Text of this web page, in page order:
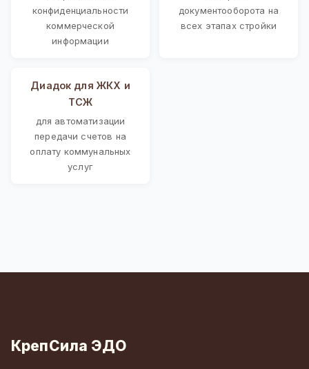
конфиденциальности
коммерческой
информации
документооборота на
всех этапах стройки
Диадок для ЖКХ и
ТСЖ
для автоматизации
передачи счетов на
оплату коммунальных
услуг
КрепСила ЭДО